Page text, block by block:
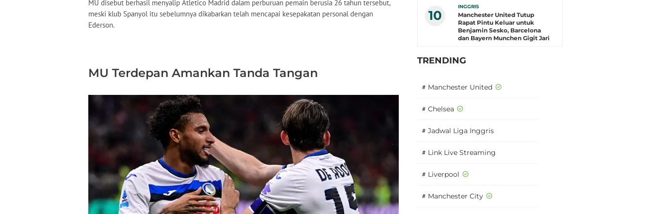
MU disebut berhasil menyalip Atletico Madrid dalam perburuan pemain berusia 26 tahun tersebut,
meski klub Spanyol itu sebelumnya dikabarkan telah mencapai kesepakatan personal dengan
Ederson.
MU Terdepan Amankan Tanda Tangan
10
INGGRIS
Manchester United Tutup
Rapat Pintu Keluar untuk
Benjamin Sesko, Barcelona
dan Bayern Munchen Gigit Jari
TRENDING
# Manchester United
# Chelsea
# Jadwal Liga Inggris
# Link Live Streaming
# Liverpool
# Manchester City